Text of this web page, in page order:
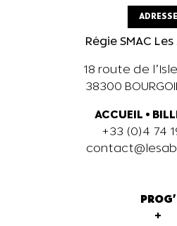
ADRESSE
Régie SMAC
18 route de
38300
ACCUEIL •
+33 (0)4 74
PROG'
+